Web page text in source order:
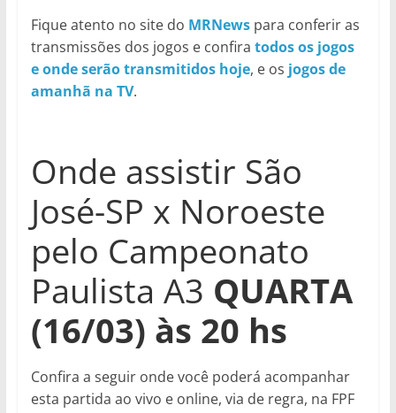
Fique atento no site do MRNews para conferir as
transmissões dos jogos e confira todos os jogos
e onde serão transmitidos hoje, e os jogos de
amanhã na TV.
Onde assistir São
José-SP x Noroeste
pelo Campeonato
Paulista A3 QUARTA
(16/03) às 20 hs
Confira a seguir onde você poderá acompanhar
esta partida ao vivo e online, via de regra, na FPF